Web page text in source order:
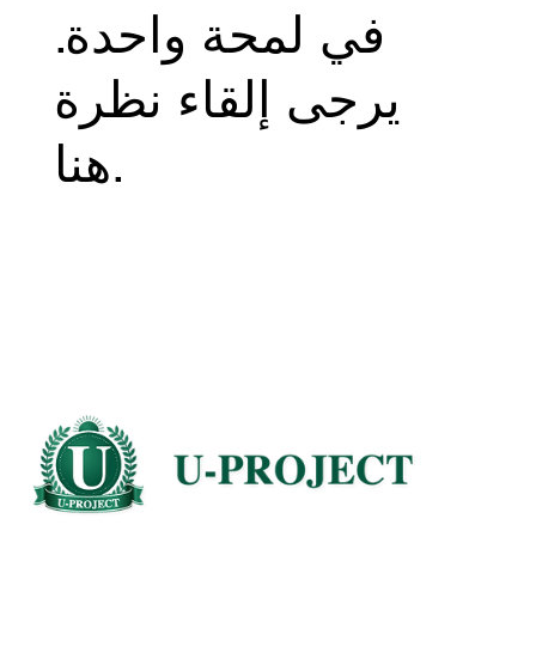
في لمحة واحدة.
يرجى إلقاء نظرة
هنا.